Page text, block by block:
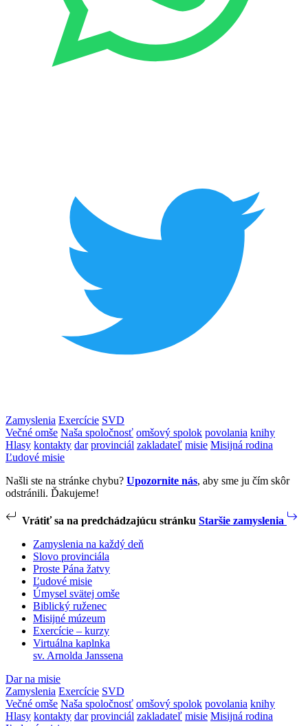
Zamyslenia Exercície SVD
Večné omše Naša spoločnosť omšový spolok povolania knihy
Hlasy kontakty dar provinciál zakladateľ misie Misijná rodina
Ľudové misie
Našli ste na stránke chybu? Upozornite nás, aby sme ju čím skôr
odstránili. Ďakujeme!
Vrátiť sa na predchádzajúcu stránku Staršie zamyslenia
Zamyslenia na každý deň
Slovo provinciála
Proste Pána žatvy
Ľudové misie
Úmysel svätej omše
Biblický ruženec
Misijné múzeum
Exercície – kurzy
Virtuálna kaplnka
sv. Arnolda Janssena
Dar na misie
Zamyslenia Exercície SVD
Večné omše Naša spoločnosť omšový spolok povolania knihy
Hlasy kontakty dar provinciál zakladateľ misie Misijná rodina